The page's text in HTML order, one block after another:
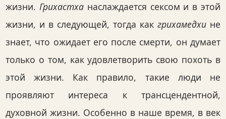
жизни. Грихастханаслаждается сексом и в этой
жизни, и в следующей, тогда как грихамедхи не
знает, что ожидает его после смерти, он думает
только о том, как удовлетворить свою похоть в
этой жизни. Как правило, такие люди не
проявляют интереса к трансцендентной,
духовной жизни. Особенно в наше время, в век